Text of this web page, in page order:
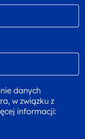
danych
w związku z
informacji: